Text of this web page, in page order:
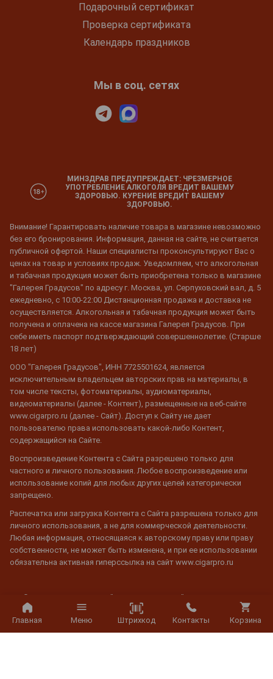
Главная Меню Штрихкод Контакты Корзина
Подарочный сертификат
Проверка сертификата
Календарь праздников
Мы в соц. сетях
МИНЗДРАВ ПРЕДУПРЕЖДАЕТ: ЧРЕЗМЕРНОЕ
УПОТРЕБЛЕНИЕ АЛКОГОЛЯ ВРЕДИТ ВАШЕМУ
ЗДОРОВЬЮ. КУРЕНИЕ ВРЕДИТ ВАШЕМУ
ЗДОРОВЬЮ.
Внимание! Гарантировать наличие товара в магазине невозможно
без его бронирования. Информация, данная на сайте, не считается
публичной офертой. Наши специалисты проконсультируют Вас о
ценах на товар и условиях продаж. Уведомляем, что алкогольная
и табачная продукция может быть приобретена только в магазине
"Галерея Градусов" по адресу г. Москва, ул. Серпуховский вал, д. 5
ежедневно, с 10:00-22:00 Дистанционная продажа и доставка не
осуществляется. Алкогольная и табачная продукция может быть
получена и оплачена на кассе магазина Галерея Градусов. При
себе иметь паспорт подтверждающий совершеннолетие. (Старше
18 лет)
ООО "Галерея Градусов", ИНН 7725501624, является
исключительным владельцем авторских прав на материалы, в
том числе тексты, фотоматериалы, аудиоматериалы,
видеоматериалы (далее - Контент), размещенные на веб-сайте
www.cigarpro.ru (далее - Сайт). Доступ к Сайту не дает
пользователю права использовать какой-либо Контент,
содержащийся на Сайте.
Воспроизведение Контента с Сайта разрешено только для
частного и личного пользования. Любое воспроизведение или
использование копий для любых других целей категорически
запрещено.
Распечатка или загрузка Контента с Сайта разрешена только для
личного использования, а не для коммерческой деятельности.
Любая информация, относящаяся к авторскому праву или праву
собственности, не может быть изменена, и при ее использовании
обязательна активная гиперссылка на сайт www.cigarpro.ru
© 2026 CigarPro.ru, ООО "Галерея Градусов", ИНН 7725501624,
Лицензия №77РПА0003933 c 20 апреля 2007 г. до 19 апреля 2027 г.
Все права защищены.